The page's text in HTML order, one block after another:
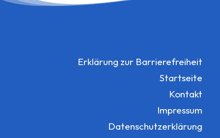
Erklärung zur Barrierefreiheit
Startseite
Kontakt
Impressum
Datenschutzerklärung